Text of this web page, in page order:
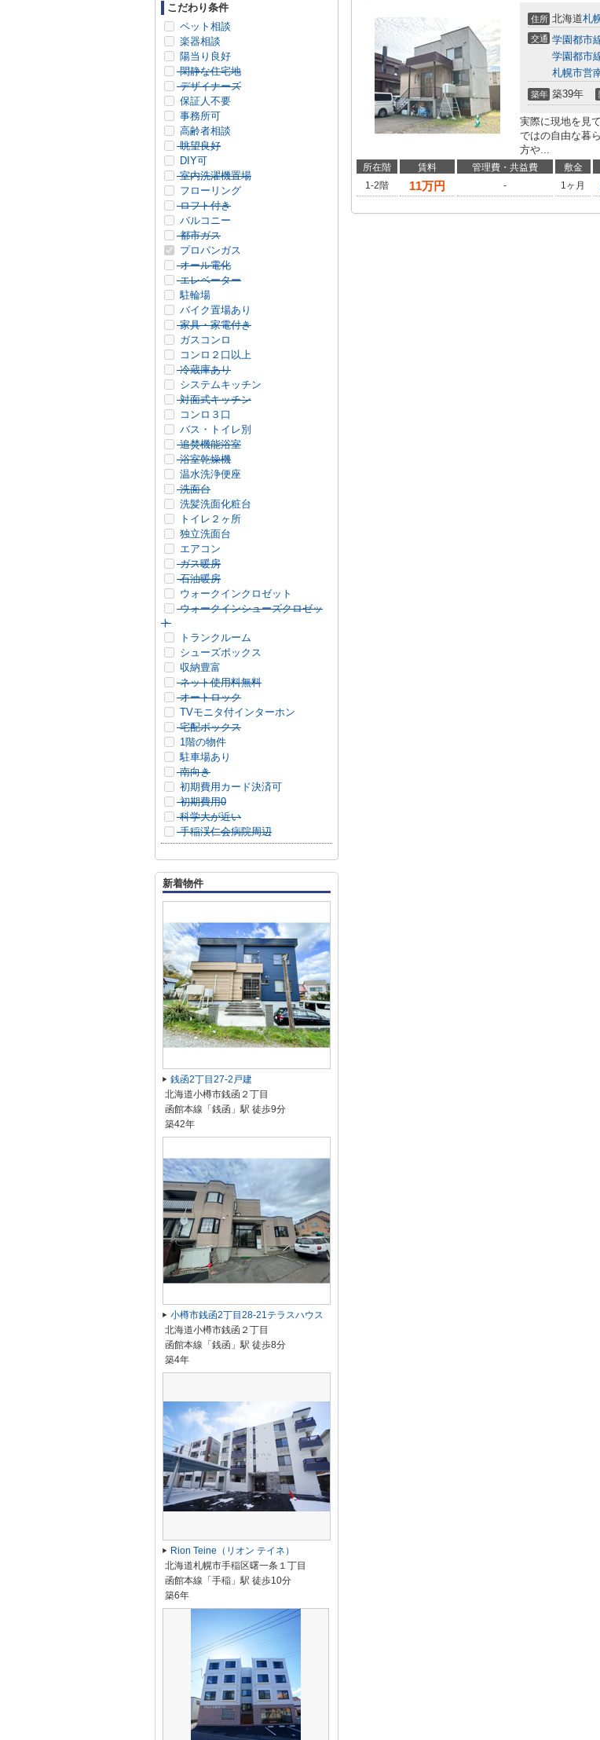
住所 北海道札
交通 学園都市
学園都市
札幌市営
築年 築39年
実際に現地を見
ではの自由な暮
方や...
所在階 賃料 管理費・共益費 敷金
1-2階
11万円 - 1ヶ月
こだわり条件
ペット相談
楽器相談
陽当り良好
閑静な住宅地
デザイナーズ
保証人不要
事務所可
高齢者相談
眺望良好
DIY可
室内洗濯機置場
フローリング
ロフト付き
バルコニー
都市ガス
プロパンガス
オール電化
エレベーター
駐輪場
バイク置場あり
家具・家電付き
ガスコンロ
コンロ２口以上
冷蔵庫あり
システムキッチン
対面式キッチン
コンロ３口
バス・トイレ別
追焚機能浴室
浴室乾燥機
温水洗浄便座
洗面台
洗髪洗面化粧台
トイレ２ヶ所
独立洗面台
エアコン
ガス暖房
石油暖房
ウォークインクロゼット
ウォークインシューズクロゼッ
ト
トランクルーム
シューズボックス
収納豊富
ネット使用料無料
オートロック
TVモニタ付インターホン
宅配ボックス
1階の物件
駐車場あり
南向き
初期費用カード決済可
初期費用0
科学大が近い
手稲渓仁会病院周辺
新着物件
銭函2丁目27-2戸建
北海道小樽市銭函２丁目
函館本線「銭函」駅 徒歩9分
築42年
小樽市銭函2丁目28-21テラスハウス
北海道小樽市銭函２丁目
函館本線「銭函」駅 徒歩8分
築4年
Rion Teine（リオン テイネ）
北海道札幌市手稲区曙一条１丁目
函館本線「手稲」駅 徒歩10分
築6年